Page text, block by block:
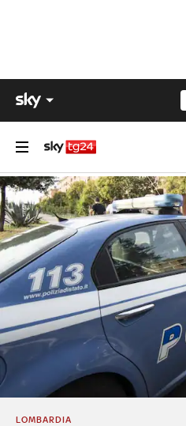
LOMBARDIA